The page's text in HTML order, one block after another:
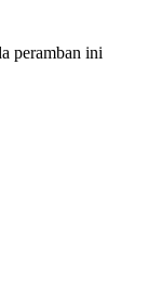
peramban ini